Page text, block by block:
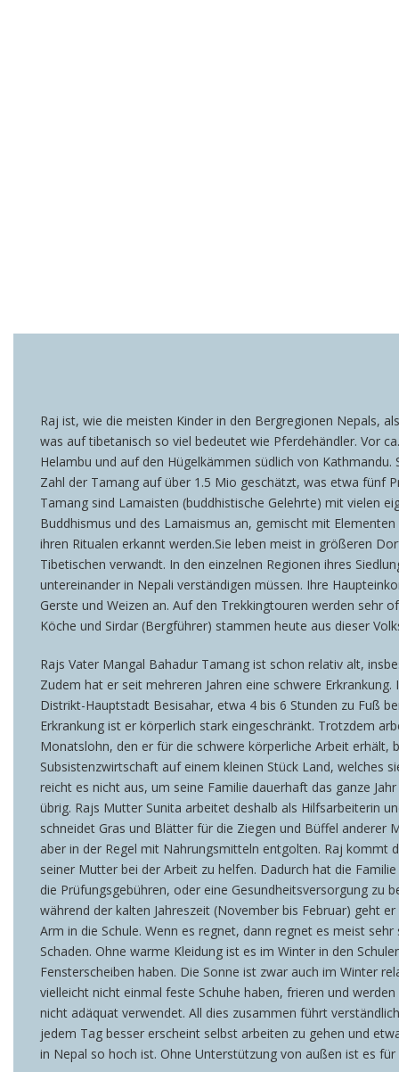
Raj ist, wie die meisten Kinder in den Bergregionen Nepals,
was auf tibetanisch so viel bedeutet wie Pferdehändler. Vor
Helambu und auf den Hügelkämmen südlich von
Zahl der Tamang auf über 1.5 Mio geschätzt, was etwa fünf
Tamang sind Lamaisten (buddhistische Gelehrte) mit vielen
Buddhismus und des Lamaismus an, gemischt mit
ihren Ritualen erkannt werden.Sie leben meist in größeren
Tibetischen verwandt. In den einzelnen Regionen ihres
untereinander in Nepali verständigen müssen. Ihre
Gerste und Weizen an. Auf den Trekkingtouren werden sehr
Köche und Sirdar (Bergführer) stammen heute aus dieser
Rajs Vater Mangal Bahadur Tamang ist schon relativ alt,
Zudem hat er seit mehreren Jahren eine schwere
Distrikt-Hauptstadt Besisahar, etwa 4 bis 6 Stunden zu Fuß
Erkrankung ist er körperlich stark eingeschränkt. Trotzdem
Monatslohn, den er für die schwere körperliche Arbeit erhält,
Subsistenzwirtschaft auf einem kleinen Stück Land, welches
reicht es nicht aus, um seine Familie dauerhaft das ganze
übrig. Rajs Mutter Sunita arbeitet deshalb als Hilfsarbeiterin
schneidet Gras und Blätter für die Ziegen und Büffel anderer
aber in der Regel mit Nahrungsmitteln entgolten. Raj kommt
seiner Mutter bei der Arbeit zu helfen. Dadurch hat die
die Prüfungsgebühren, oder eine Gesundheitsversorgung zu
während der kalten Jahreszeit (November bis Februar) geht
Arm in die Schule. Wenn es regnet, dann regnet es meist
Schaden. Ohne warme Kleidung ist es im Winter in den
Fensterscheiben haben. Die Sonne ist zwar auch im Winter
vielleicht nicht einmal feste Schuhe haben, frieren und
nicht adäquat verwendet. All dies zusammen führt
jedem Tag besser erscheint selbst arbeiten zu gehen und
in Nepal so hoch ist. Ohne Unterstützung von außen ist es